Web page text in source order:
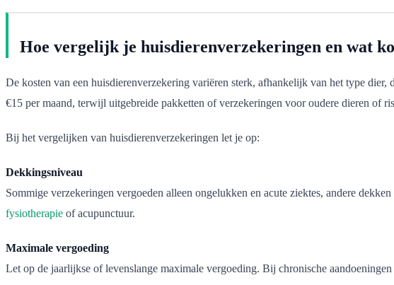
Hoe vergelijk je huisdierenverzekeringen en wat
De kosten van een huisdierenverzekering variëren sterk, afhankelijk van het type
€15 per maand, terwijl uitgebreide pakketten of verzekeringen voor oudere dieren of
Bij het vergelijken van huisdierenverzekeringen let je op:
Dekkingsniveau
Sommige verzekeringen vergoeden alleen ongelukken en acute ziektes, andere
fysiotherapie of acupunctuur.
Maximale vergoeding
Let op de jaarlijkse of levenslange maximale vergoeding. Bij chronische